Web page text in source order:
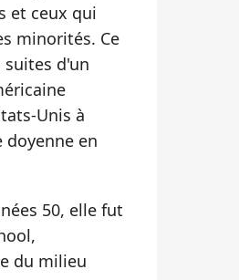
et ceux qui
minorités. Ce
suites d'un
Unis à
en
50, elle fut
du milieu